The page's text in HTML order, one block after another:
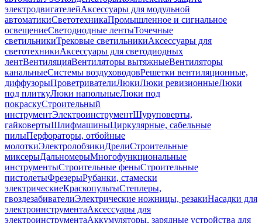
электродвигателейАксессуары для модульной
автоматикиСветотехникаПромышленное и сигнальное
освещениеСветодиодные лентыТочечные
светильникиТрековые светильникиАксессуары для
светотехникиАксессуары для светодиодных
лентВентиляцияВентиляторы вытяжныеВентиляторы
канальныеСистемы воздуховодовРешетки вентиляционные,
диффузорыПроветривателиЛюкиЛюки ревизионныеЛюки
под плиткуЛюки напольныеЛюки под
покраскуСтроительный
инструментЭлектроинструментШуруповерты,
гайковертыШлифмашиныЦиркулярные, сабельные
пилыПерфораторы, отбойные
молоткиЭлектролобзикиДрелиСтроительные
миксерыДальномерыМногофункциональные
инструментыСтроительные феныСтроительные
пистолетыФрезерыРубанки, стамески
электрическиеКраскопультыСтеплеры,
гвоздезабивателиЭлектрические ножницы, резакиНасадки для
электроинструментаАксессуары для
электроинструментаАккумуляторы, зарядные устройства для